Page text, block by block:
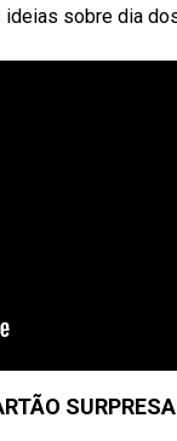
sobre dia